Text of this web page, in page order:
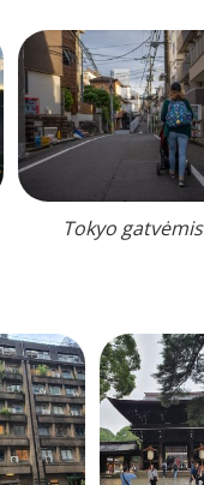
Tokyo gatvėmis